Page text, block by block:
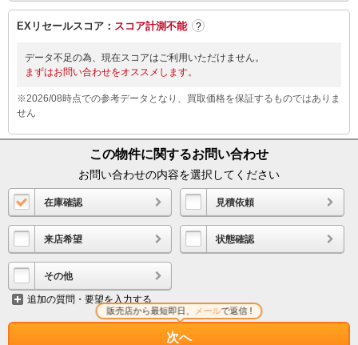
EXリセールスコア： スコア計測不能 ?
データ不足の為、現在スコアはご利用いただけません。
まずはお問い合わせをオススメします。
※2026/08時点での参考データとなり、買取価格を保証するものではありま
せん
この物件に関するお問い合わせ
お問い合わせの内容を選択してください
在庫確認 見積依頼
来店希望 状態確認
その他
追加の質問・要望を入力する
次へ
販売店から最短即日、 メールで返信 !